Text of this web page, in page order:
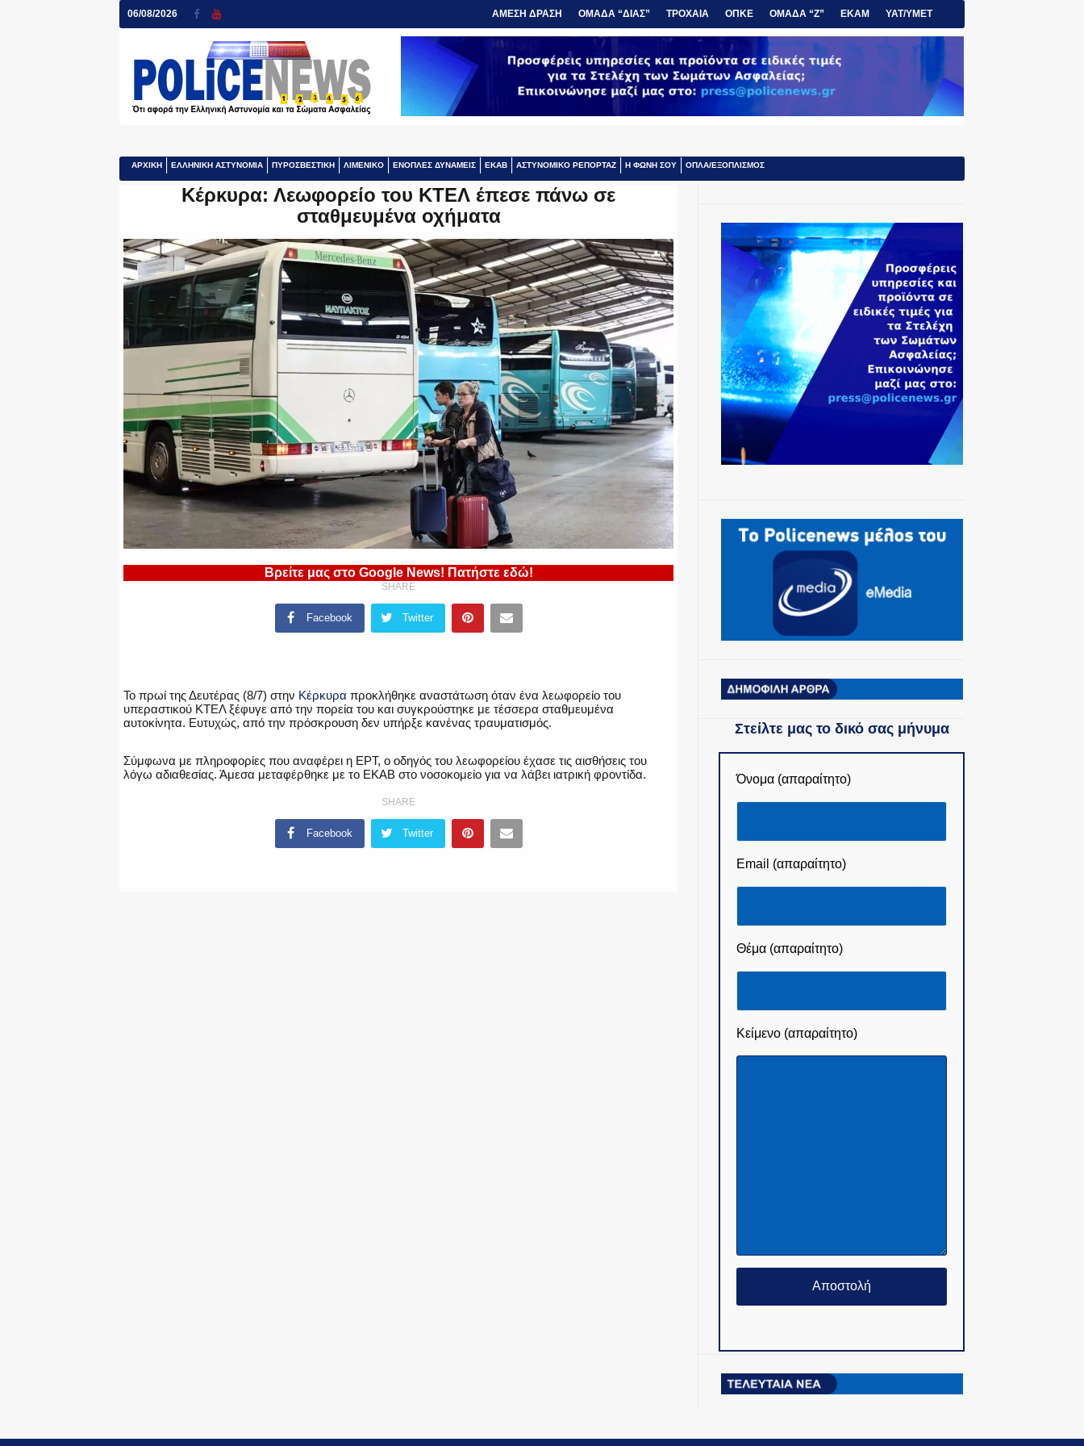
06/08/2026 ΑΜΕΣΗ ΔΡΑΣΗ ΟΜΑΔΑ “ΔΙΑΣ” ΤΡΟΧΑΙΑ ΟΠΚΕ ΟΜΑΔΑ “Ζ” ΕΚΑΜ ΥΑΤ/ΥΜΕΤ
ΑΡΧΙΚΗ ΕΛΛΗΝΙΚΗ ΑΣΤΥΝΟΜΙΑ ΠΥΡΟΣΒΕΣΤΙΚΗ ΛΙΜΕΝΙΚΟ ΕΝΟΠΛΕΣ ΔΥΝΑΜΕΙΣ ΕΚΑΒ ΑΣΤΥΝΟΜΙΚΟ ΡΕΠΟΡΤΑΖ Η ΦΩΝΗ ΣΟΥ ΟΠΛΑ/ΕΞΟΠΛΙΣΜΟΣ
Κέρκυρα: Λεωφορείο του ΚΤΕΛ έπεσε πάνω σε
σταθμευμένα οχήματα
Βρείτε μας στο Google News! Πατήστε εδώ!
SHARE
Facebook Twitter
Το πρωί της Δευτέρας (8/7) στην Κέρκυρα προκλήθηκε αναστάτωση όταν ένα λεωφορείο του
υπεραστικού ΚΤΕΛ ξέφυγε από την πορεία του και συγκρούστηκε με τέσσερα σταθμευμένα
αυτοκίνητα. Ευτυχώς, από την πρόσκρουση δεν υπήρξε κανένας τραυματισμός.
Σύμφωνα με πληροφορίες που αναφέρει η ΕΡΤ, ο οδηγός του λεωφορείου έχασε τις αισθήσεις του
λόγω αδιαθεσίας. Άμεσα μεταφέρθηκε με το ΕΚΑΒ στο νοσοκομείο για να λάβει ιατρική φροντίδα.
SHARE
Facebook Twitter
Στείλτε μας το δικό σας μήνυμα
Όνομα (απαραίτητο)
Email (απαραίτητο)
Θέμα (απαραίτητο)
Κείμενο (απαραίτητο)